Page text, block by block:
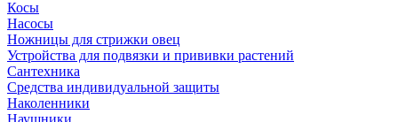
Косы
Насосы
Ножницы для стрижки овец
Устройства для подвязки и прививки растений
Сантехника
Средства индивидуальной защиты
Наколенники
Наушники